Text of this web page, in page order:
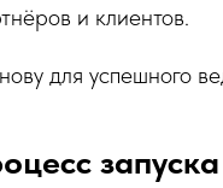
и клиентов.
для успешного
запуска